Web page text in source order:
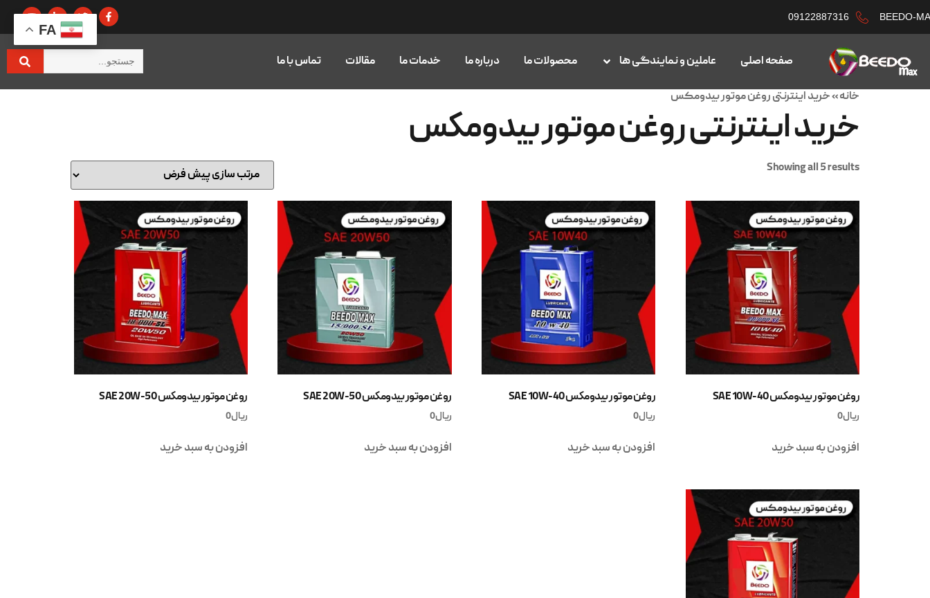
BEEDO-
09122887316
صفحه اصلی عاملین و نمایندگی ها محصولات ما درباره ما خدمات ما مقالات تماس با ما
خانه»خرید اینترنتی روغن موتور بیدومکس
خرید اینترنتی روغن موتور بیدومکس
Showing all 5 results
روغن موتور بیدومکس SAE 10W-40
ریال0
افزودن به سبد خرید
روغن موتور بیدومکس SAE 10W-40
ریال0
افزودن به سبد خرید
روغن موتور بیدومکس SAE 20W-50
ریال0
افزودن به سبد خرید
روغن موتور بیدومکس SAE 20W-50
ریال0
افزودن به سبد خرید
FA